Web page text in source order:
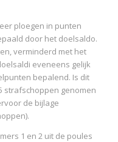
ploegen in punten
door het doelsaldo.
verminderd met het
eveneens gelijk
bepalend. Is dit
strafschoppen genomen
de bijlage
1 en 2 uit de poules